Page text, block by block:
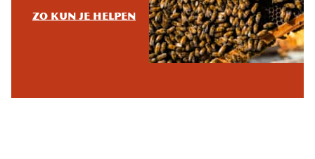
Zo kun je helpen